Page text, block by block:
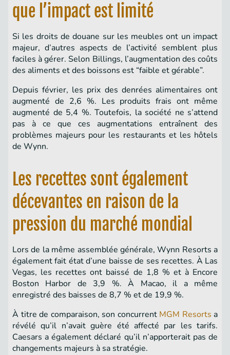
que l’impact est limité
Si les droits de douane sur les meubles ont un impact
majeur, d’autres aspects de l’activité semblent plus
faciles à gérer. Selon Billings, l’augmentation des coûts
des aliments et des boissons est “faible et gérable”.
Depuis février, les prix des denrées alimentaires ont
augmenté de 2,6 %. Les produits frais ont même
augmenté de 5,4 %. Toutefois, la société ne s’attend
pas à ce que ces augmentations entraînent des
problèmes majeurs pour les restaurants et les hôtels
de Wynn.
Les recettes sont également
décevantes en raison de la
pression du marché mondial
Lors de la même assemblée générale, Wynn Resorts a
également fait état d’une baisse de ses recettes. À Las
Vegas, les recettes ont baissé de 1,8 % et à Encore
Boston Harbor de 3,9 %. À Macao, il a même
enregistré des baisses de 8,7 % et de 19,9 %.
À titre de comparaison, son concurrent MGM Resorts a
révélé qu’il n’avait guère été affecté par les tarifs.
Caesars a également déclaré qu’il n’apporterait pas de
changements majeurs à sa stratégie.